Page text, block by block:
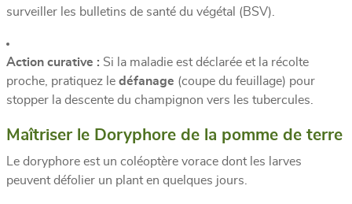
surveiller les bulletins de santé du végétal (BSV).
Action curative : Si la maladie est déclarée et la récolte
proche, pratiquez le défanage (coupe du feuillage) pour
stopper la descente du champignon vers les tubercules.
Maîtriser le Doryphore de la pomme de terre
Le doryphore est un coléoptère vorace dont les larves
peuvent défolier un plant en quelques jours.